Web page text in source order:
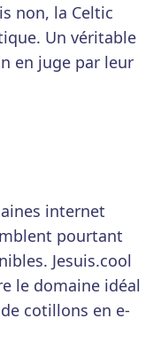
non, la Celtic
Un véritable
en juge par leur
internet
pourtant
Jesuis.cool
le domaine idéal
cotillons en e-